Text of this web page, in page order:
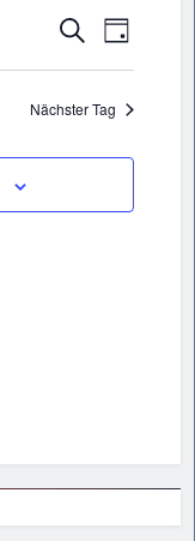
Suche
und
Ansichten,
Navigation
Suche
Tag
Nächster Tag